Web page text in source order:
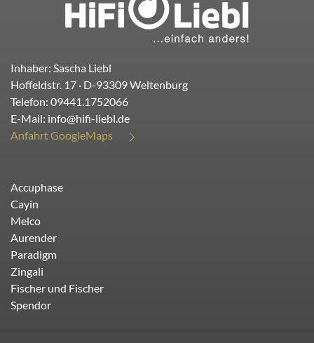
Inhaber: Sascha Liebl
Hoffeldstr. 17 · D-93309Weltenburg
Telefon: 09441.1752066
E-Mail: info@hifi-liebl.de
Anfahrt GoogleMaps
Accuphase
Cayin
Melco
Aurender
Paradigm
Zingali
Fischer und Fischer
Spendor